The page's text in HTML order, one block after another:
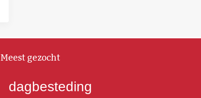
Meest gezocht
dagbesteding